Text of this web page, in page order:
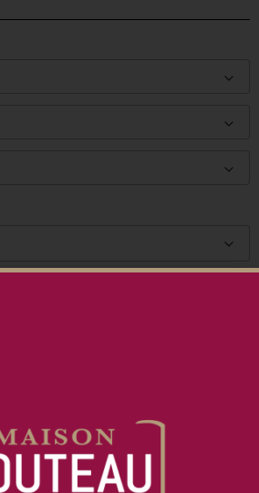
Ajouter